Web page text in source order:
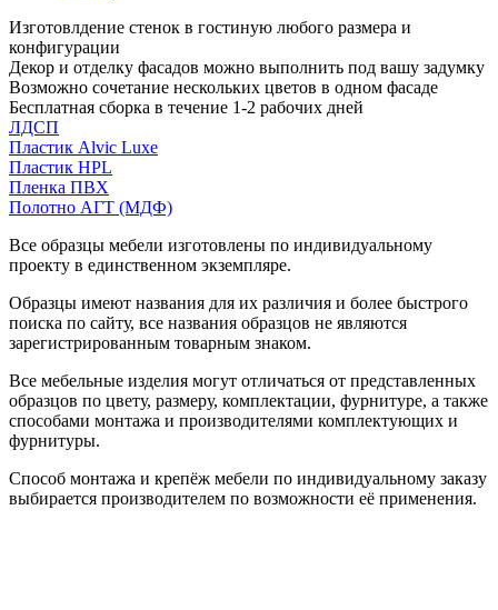
Изготовлдение стенок в гостиную любого размера и
конфигурации
Декор и отделку фасадов можно выполнить под вашу задумку
Возможно сочетание нескольких цветов в одном фасаде
Бесплатная сборка в течение 1-2 рабочих дней
ЛДСП
Пластик Alvic Luxe
Пластик HPL
Пленка ПВХ
Полотно АГТ (МДФ)
Все образцы мебели изготовлены по индивидуальному
проекту в единственном экземпляре.
Образцы имеют названия для их различия и более быстрого
поиска по сайту, все названия образцов не являются
зарегистрированным товарным знаком.
Все мебельные изделия могут отличаться от представленных
образцов по цвету, размеру, комплектации, фурнитуре, а также
способами монтажа и производителями комплектующих и
фурнитуры.
Способ монтажа и крепёж мебели по индивидуальному заказу
выбирается производителем по возможности её применения.